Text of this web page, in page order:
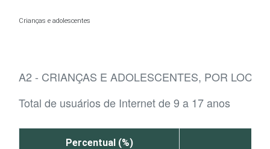
Crianças e adolescentes
A2 - CRIANÇAS E ADOLESCENTES, POR
Total de usuários de Internet de 9 a 17 anos
Percentual (%)